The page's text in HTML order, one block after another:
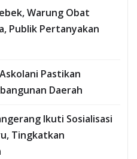
Warung Obat
Publik Pertanyakan
Pastikan
Daerah
Ikuti Sosialisasi
Tingkatkan